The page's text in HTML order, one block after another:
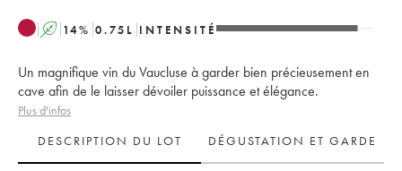
A 14% 0.75 L INTENSITÉ
Un magnifique vin du Vaucluse à garder bien précieusement en
cave afin de le laisser dévoiler puissance et élégance.
Plus d'infos
DESCRIPTION DU LOT
DÉGUSTATION ET GARDE